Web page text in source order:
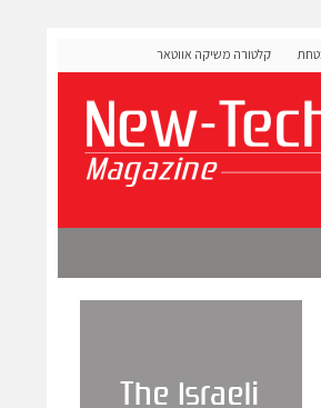
קלטורה משיקה אווטארים עם אינטליגנציה רגשית לתרגול